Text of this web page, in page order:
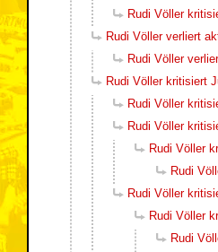
Rudi Völler
Rudi Völler verliert
Rudi Völler
Rudi Völler kritisiert
Rudi Völler
Rudi Völler
Rudi Völler
Rudi
Rudi Völler
Rudi Völler
Rudi